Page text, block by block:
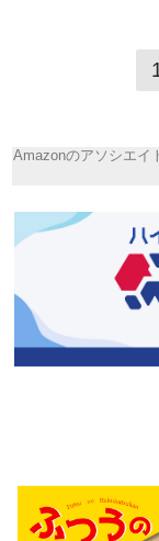
Amazonのアソシエイ